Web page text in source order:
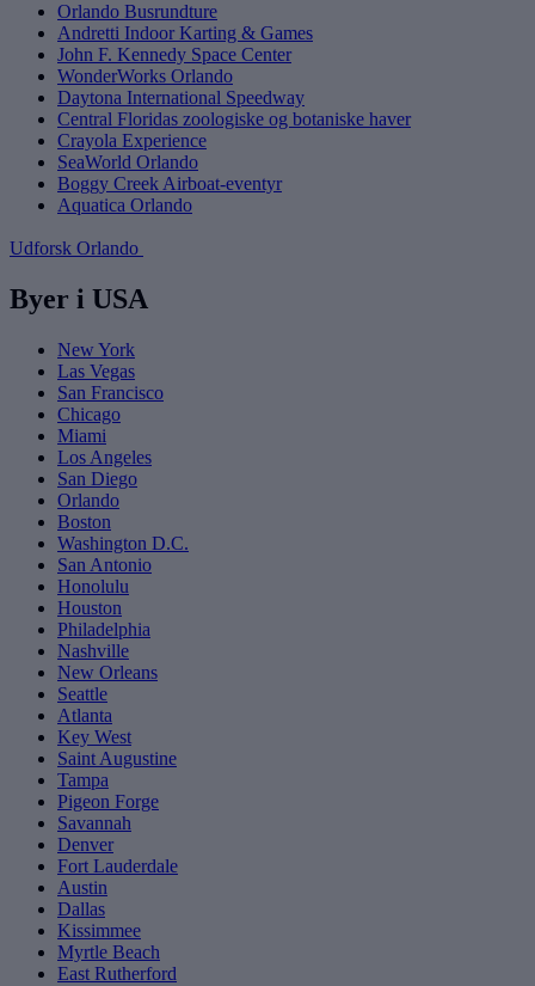
Orlando Busrundture
Andretti Indoor Karting & Games
John F. Kennedy Space Center
WonderWorks Orlando
Daytona International Speedway
Central Floridas zoologiske og botaniske haver
Crayola Experience
SeaWorld Orlando
Boggy Creek Airboat-eventyr
Aquatica Orlando
Udforsk Orlando
Byer i USA
New York
Las Vegas
San Francisco
Chicago
Miami
Los Angeles
San Diego
Orlando
Boston
Washington D.C.
San Antonio
Honolulu
Houston
Philadelphia
Nashville
New Orleans
Seattle
Atlanta
Key West
Saint Augustine
Tampa
Pigeon Forge
Savannah
Denver
Fort Lauderdale
Austin
Dallas
Kissimmee
Myrtle Beach
East Rutherford